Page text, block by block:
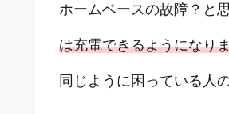
ホームベースの故障？と
は充電できるようになり
同じように困っている人